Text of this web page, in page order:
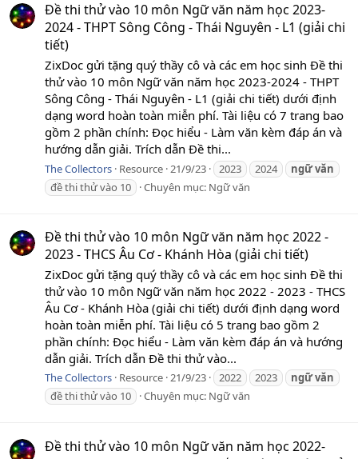
Đề thi thử vào 10 môn Ngữ văn năm học 2023-
2024 - THPT Sông Công - Thái Nguyên - L1 (giải chi
tiết)
ZixDoc gửi tặng quý thầy cô và các em học sinh Đề thi
thử vào 10 môn Ngữ văn năm học 2023-2024 - THPT
Sông Công - Thái Nguyên - L1 (giải chi tiết) dưới định
dạng word hoàn toàn miễn phí. Tài liệu có 7 trang bao
gồm 2 phần chính: Đọc hiểu - Làm văn kèm đáp án và
hướng dẫn giải. Trích dẫn Đề thi...
The Collectors Resource 21/9/23 2023 2024 ngữvăn
đề thi thử vào 10
Chuyên mục: Ngữ văn
Đề thi thử vào 10 môn Ngữ văn năm học 2022 -
2023 - THCS Âu Cơ - Khánh Hòa (giải chi tiết)
ZixDoc gửi tặng quý thầy cô và các em học sinh Đề thi
thử vào 10 môn Ngữ văn năm học 2022 - 2023 - THCS
Âu Cơ - Khánh Hòa (giải chi tiết) dưới định dạng word
hoàn toàn miễn phí. Tài liệu có 5 trang bao gồm 2
phần chính: Đọc hiểu - Làm văn kèm đáp án và hướng
dẫn giải. Trích dẫn Đề thi thử vào...
The Collectors Resource 21/9/23 2022 2023 ngữvăn
đề thi thử vào 10
Chuyên mục: Ngữ văn
Đề thi thử vào 10 môn Ngữ văn năm học 2022-